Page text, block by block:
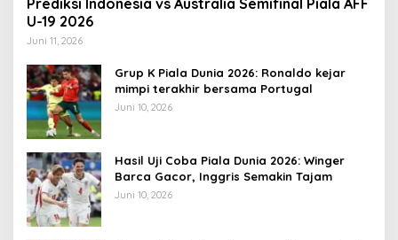
Prediksi Indonesia vs Australia Semifinal Piala AFF
U-19 2026
Juni 11, 2026
Grup K Piala Dunia 2026: Ronaldo kejar
mimpi terakhir bersama Portugal
Juni 10, 2026
Hasil Uji Coba Piala Dunia 2026: Winger
Barca Gacor, Inggris Semakin Tajam
Juni 10, 2026